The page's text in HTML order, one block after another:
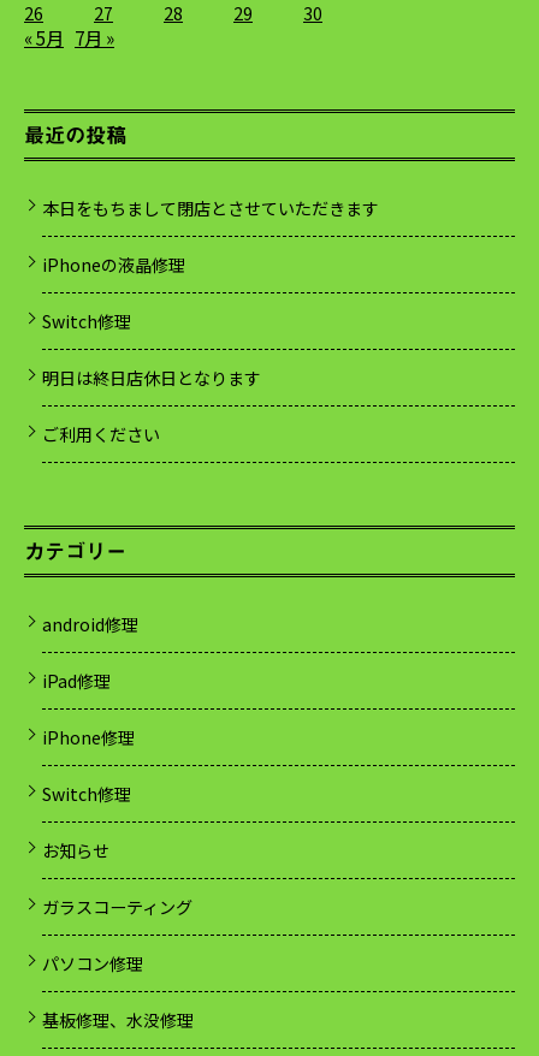
26
27 28 29 30
« 5月 7月 »
最近の投稿
本日をもちまして閉店とさせていただきます
iPhoneの液晶修理
Switch修理
明日は終日店休日となります
ご利用ください
カテゴリー
android修理
iPad修理
iPhone修理
Switch修理
お知らせ
ガラスコーティング
パソコン修理
基板修理、水没修理